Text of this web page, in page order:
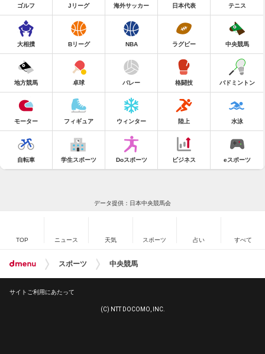
ゴルフ Jリーグ 海外サッカー 日本代表 テニス
大相撲 Bリーグ NBA ラグビー 中央競馬
地方競馬 卓球 バレー 格闘技 バドミントン
モーター フィギュア ウィンター 陸上 水泳
自転車 学生スポーツ Doスポーツ ビジネス eスポーツ
データ提供：日本中央競馬会
TOP ニュース 天気 スポーツ 占い すべて
スポーツ 中央競馬
サイトご利用にあたって
(C) NTT DOCOMO, INC.